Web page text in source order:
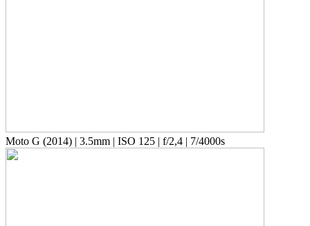
Moto G (2014) | 3.5mm | ISO 125 | f/2,4 | 7/4000s